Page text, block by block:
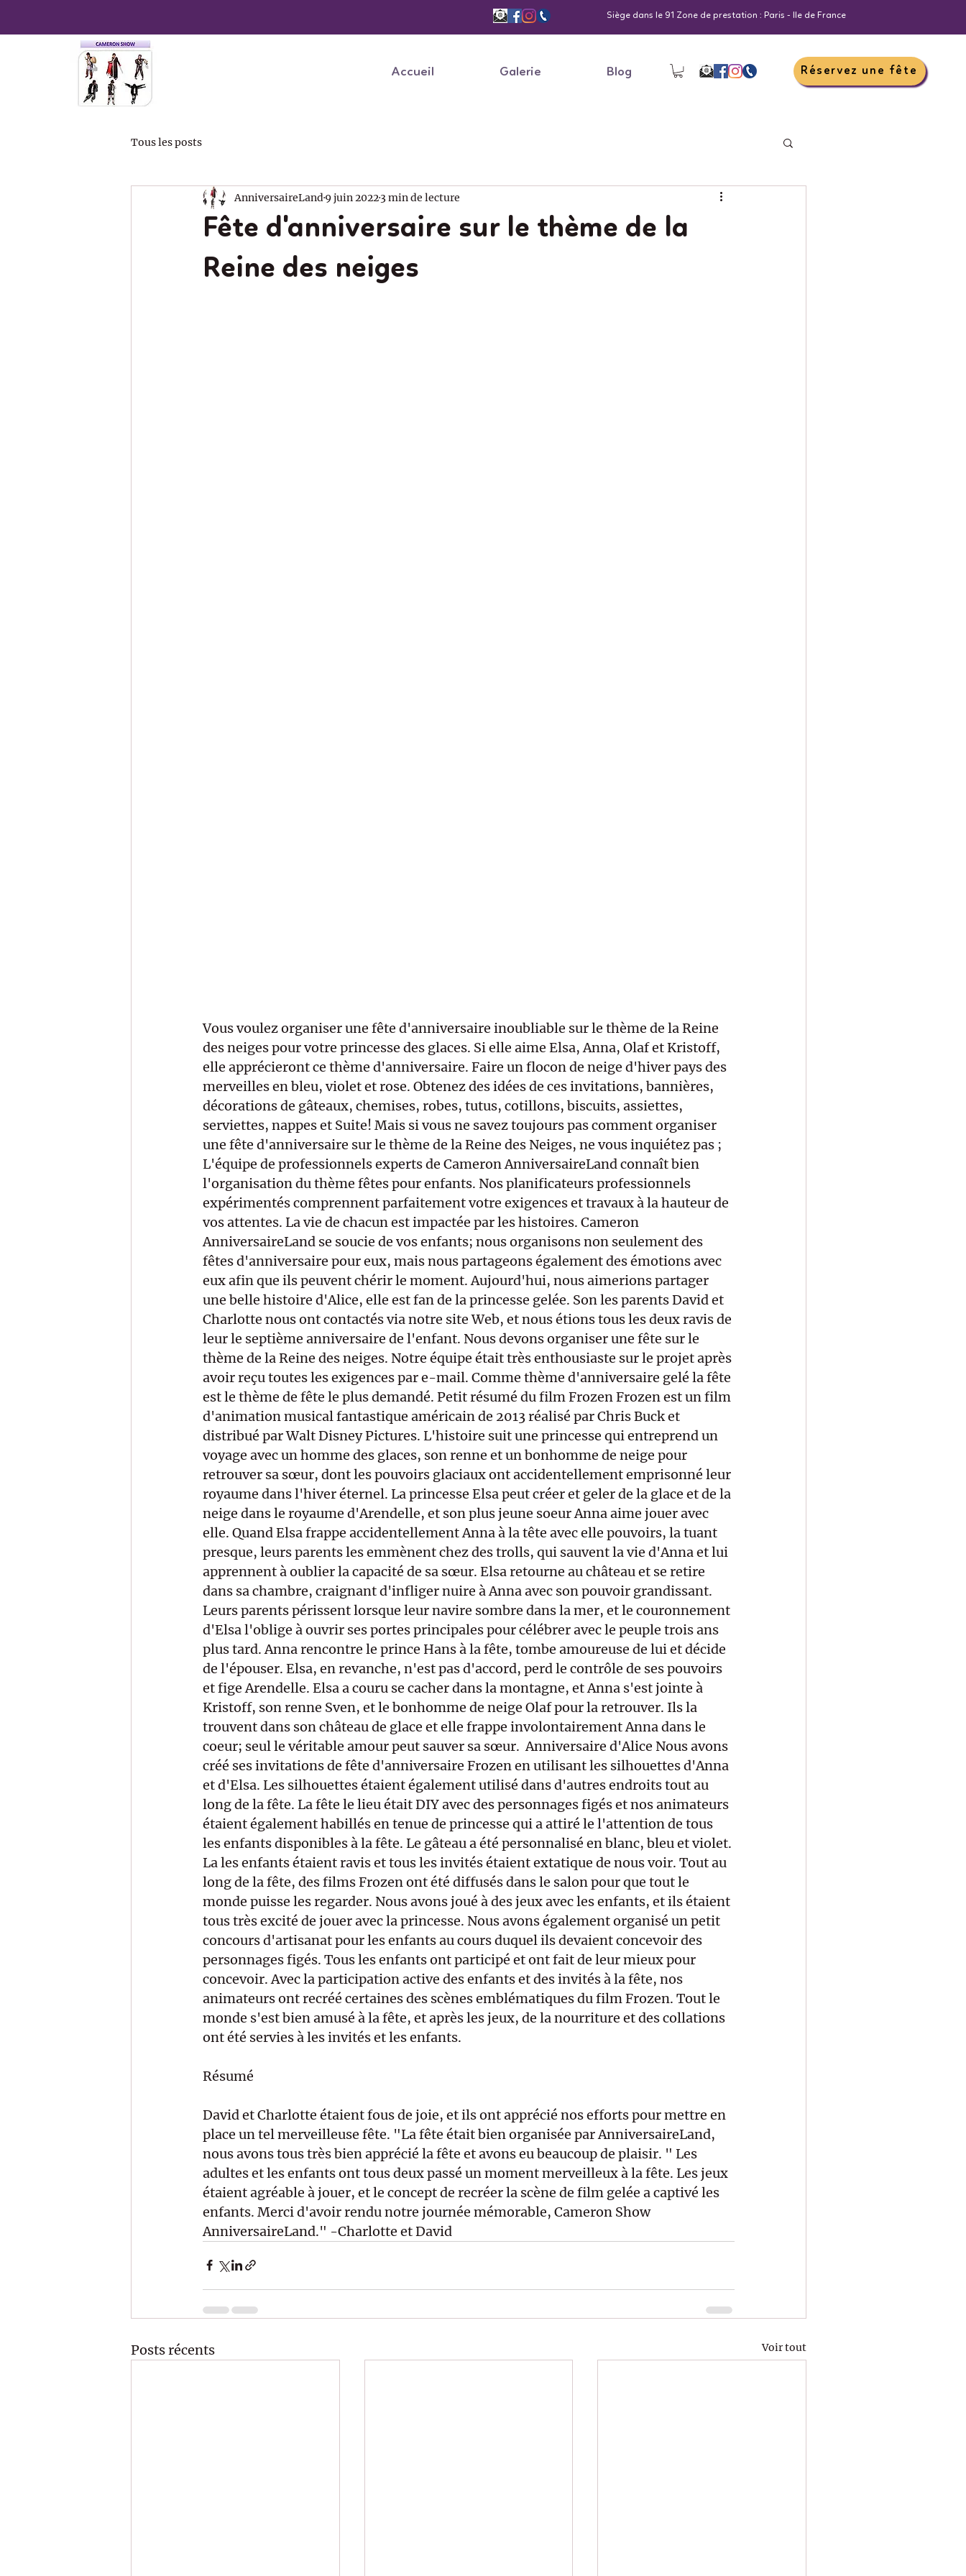
Siège dans le 91 Zone de prestation : Paris - Ile de France
Accueil Galerie Blog Réservez une fête
Tous les posts
Fête d'anniversaire sur le thème de la
Reine des neiges
AnniversaireLand9 juin 20223 min de lecture
Vous voulez organiser une fête d'anniversaire inoubliable sur le thème de la Reine
des neiges pour votre princesse des glaces. Si elle aime Elsa, Anna, Olaf et Kristoff,
elle apprécieront ce thème d'anniversaire. Faire un flocon de neige d'hiver pays des
merveilles en bleu, violet et rose. Obtenez des idées de ces invitations, bannières,
décorations de gâteaux, chemises, robes, tutus, cotillons, biscuits, assiettes,
serviettes, nappes et Suite! Mais si vous ne savez toujours pas comment organiser
une fête d'anniversaire sur le thème de la Reine des Neiges, ne vous inquiétez pas ;
L'équipe de professionnels experts de Cameron AnniversaireLand connaît bien
l'organisation du thème fêtes pour enfants. Nos planificateurs professionnels
expérimentés comprennent parfaitement votre exigences et travaux à la hauteur de
vos attentes. La vie de chacun est impactée par les histoires. Cameron
AnniversaireLand se soucie de vos enfants; nous organisons non seulement des
fêtes d'anniversaire pour eux, mais nous partageons également des émotions avec
eux afin que ils peuvent chérir le moment. Aujourd'hui, nous aimerions partager
une belle histoire d'Alice, elle est fan de la princesse gelée. Son les parents David et
Charlotte nous ont contactés via notre site Web, et nous étions tous les deux ravis de
leur le septième anniversaire de l'enfant. Nous devons organiser une fête sur le
thème de la Reine des neiges. Notre équipe était très enthousiaste sur le projet après
avoir reçu toutes les exigences par e-mail. Comme thème d'anniversaire gelé la fête
est le thème de fête le plus demandé. Petit résumé du film Frozen Frozen est un film
d'animation musical fantastique américain de 2013 réalisé par Chris Buck et
distribué par Walt Disney Pictures. L'histoire suit une princesse qui entreprend un
voyage avec un homme des glaces, son renne et un bonhomme de neige pour
retrouver sa sœur, dont les pouvoirs glaciaux ont accidentellement emprisonné leur
royaume dans l'hiver éternel. La princesse Elsa peut créer et geler de la glace et de la
neige dans le royaume d'Arendelle, et son plus jeune soeur Anna aime jouer avec
elle. Quand Elsa frappe accidentellement Anna à la tête avec elle pouvoirs, la tuant
presque, leurs parents les emmènent chez des trolls, qui sauvent la vie d'Anna et lui
apprennent à oublier la capacité de sa sœur. Elsa retourne au château et se retire
dans sa chambre, craignant d'infliger nuire à Anna avec son pouvoir grandissant.
Leurs parents périssent lorsque leur navire sombre dans la mer, et le couronnement
d'Elsa l'oblige à ouvrir ses portes principales pour célébrer avec le peuple trois ans
plus tard. Anna rencontre le prince Hans à la fête, tombe amoureuse de lui et décide
de l'épouser. Elsa, en revanche, n'est pas d'accord, perd le contrôle de ses pouvoirs
et fige Arendelle. Elsa a couru se cacher dans la montagne, et Anna s'est jointe à
Kristoff, son renne Sven, et le bonhomme de neige Olaf pour la retrouver. Ils la
trouvent dans son château de glace et elle frappe involontairement Anna dans le
coeur; seul le véritable amour peut sauver sa sœur.  Anniversaire d'Alice Nous avons
créé ses invitations de fête d'anniversaire Frozen en utilisant les silhouettes d'Anna
et d'Elsa. Les silhouettes étaient également utilisé dans d'autres endroits tout au
long de la fête. La fête le lieu était DIY avec des personnages figés et nos animateurs
étaient également habillés en tenue de princesse qui a attiré le l'attention de tous
les enfants disponibles à la fête. Le gâteau a été personnalisé en blanc, bleu et violet.
La les enfants étaient ravis et tous les invités étaient extatique de nous voir. Tout au
long de la fête, des films Frozen ont été diffusés dans le salon pour que tout le
monde puisse les regarder. Nous avons joué à des jeux avec les enfants, et ils étaient
tous très excité de jouer avec la princesse. Nous avons également organisé un petit
concours d'artisanat pour les enfants au cours duquel ils devaient concevoir des
personnages figés. Tous les enfants ont participé et ont fait de leur mieux pour
concevoir. Avec la participation active des enfants et des invités à la fête, nos
animateurs ont recréé certaines des scènes emblématiques du film Frozen. Tout le
monde s'est bien amusé à la fête, et après les jeux, de la nourriture et des collations
ont été servies à les invités et les enfants.
Résumé
David et Charlotte étaient fous de joie, et ils ont apprécié nos efforts pour mettre en
place un tel merveilleuse fête. "La fête était bien organisée par AnniversaireLand,
nous avons tous très bien apprécié la fête et avons eu beaucoup de plaisir. " Les
adultes et les enfants ont tous deux passé un moment merveilleux à la fête. Les jeux
étaient agréable à jouer, et le concept de recréer la scène de film gelée a captivé les
enfants. Merci d'avoir rendu notre journée mémorable, Cameron Show
AnniversaireLand." -Charlotte et David
Posts récents Voir tout